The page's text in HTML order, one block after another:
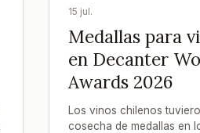
15 jul.
Medallas para
en Decanter
Awards 2026
Los vinos chilenos
cosecha de medallas en